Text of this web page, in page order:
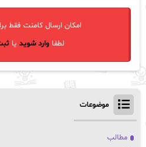
امکان ارسال کامنت فقط
لطفاوارد شوید یا
موضوعات
مطالب